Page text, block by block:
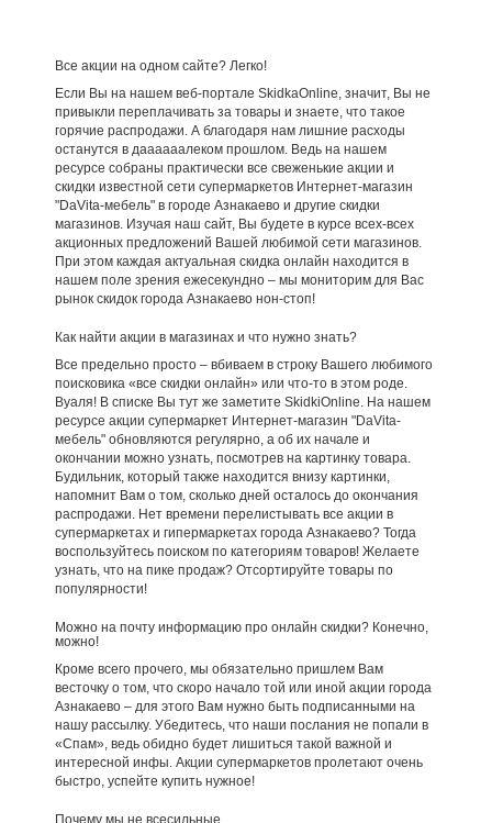
Все акции на одном сайте? Легко!
Если Вы на нашем веб-портале SkidkaOnline, значит, Вы не
привыкли переплачивать за товары и знаете, что такое
горячие распродажи. А благодаря нам лишние расходы
останутся в даааааалеком прошлом. Ведь на нашем
ресурсе собраны практически все свеженькие акции и
скидки известной сети супермаркетов Интернет-магазин
"DaVita-мебель" в городе Азнакаево и другие скидки
магазинов. Изучая наш сайт, Вы будете в курсе всех-всех
акционных предложений Вашей любимой сети магазинов.
При этом каждая актуальная скидка онлайн находится в
нашем поле зрения ежесекундно – мы мониторим для Вас
рынок скидок города Азнакаево нон-стоп!
Как найти акции в магазинах и что нужно знать?
Все предельно просто – вбиваем в строку Вашего любимого
поисковика «все скидки онлайн» или что-то в этом роде.
Вуаля! В списке Вы тут же заметите SkidkiOnline. На нашем
ресурсе акции супермаркет Интернет-магазин "DaVita-
мебель" обновляются регулярно, а об их начале и
окончании можно узнать, посмотрев на картинку товара.
Будильник, который также находится внизу картинки,
напомнит Вам о том, сколько дней осталось до окончания
распродажи. Нет времени перелистывать все акции в
супермаркетах и гипермаркетах города Азнакаево? Тогда
воспользуйтесь поиском по категориям товаров! Желаете
узнать, что на пике продаж? Отсортируйте товары по
популярности!
Можно на почту информацию про онлайн скидки? Конечно,
можно!
Кроме всего прочего, мы обязательно пришлем Вам
весточку о том, что скоро начало той или иной акции города
Азнакаево – для этого Вам нужно быть подписанными на
нашу рассылку. Убедитесь, что наши послания не попали в
«Спам», ведь обидно будет лишиться такой важной и
интересной инфы. Акции супермаркетов пролетают очень
быстро, успейте купить нужное!
Почему мы не всесильные